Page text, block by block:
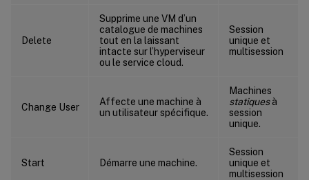
Delete
Supprime une VM d’un
catalogue de machines
tout en la laissant
intacte sur l’hyperviseur
ou le service cloud.
Session
unique et
multisession
Change User
Affecte une machine à
un utilisateur spécifique.
Machines
statiquesà
session
unique.
Start Démarre une machine.
Session
unique et
multisession